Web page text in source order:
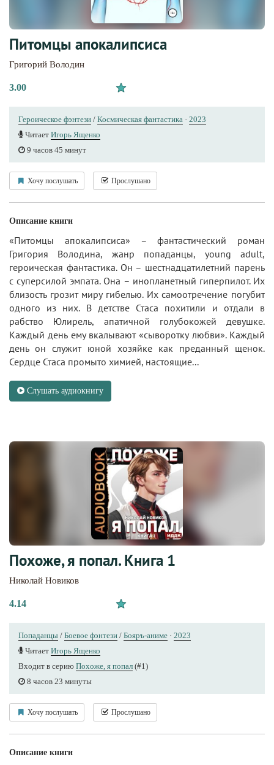
Питомцы апокалипсиса
Григорий Володин
3.00
Героическое фэнтези / Космическая фантастика · 2023
Читает Игорь Ященко
9 часов 45 минут
Хочу послушать Прослушано
Описание книги
«Питомцы апокалипсиса» – фантастический роман
Григория Володина, жанр попаданцы, young adult,
героическая фантастика. Он – шестнадцатилетний парень
с суперсилой эмпата. Она – инопланетный гиперпилот. Их
близость грозит миру гибелью. Их самоотречение погубит
одного из них. В детстве Стаса похитили и отдали в
рабство Юлирель, апатичной голубокожей девушке.
Каждый день ему вкалывают «сыворотку любви». Каждый
день он служит юной хозяйке как преданный щенок.
Сердце Стаса промыто химией, настоящие...
Слушать аудиокнигу
Похоже, я попал. Книга 1
Николай Новиков
4.14
Попаданцы / Боевое фэнтези / Бояръ-аниме · 2023
Читает Игорь Ященко
Входит в серию Похоже, я попал (#1)
8 часов 23 минуты
Хочу послушать Прослушано
Описание книги